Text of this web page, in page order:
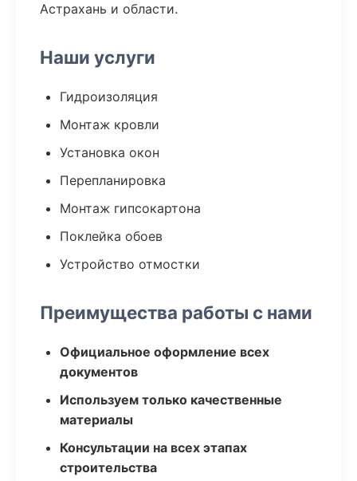
Астрахань и области.
Наши услуги
Гидроизоляция
Монтаж кровли
Установка окон
Перепланировка
Монтаж гипсокартона
Поклейка обоев
Устройство отмостки
Преимущества работы с нами
Официальное оформление всех
документов
Используем только качественные
материалы
Консультации на всех этапах
строительства